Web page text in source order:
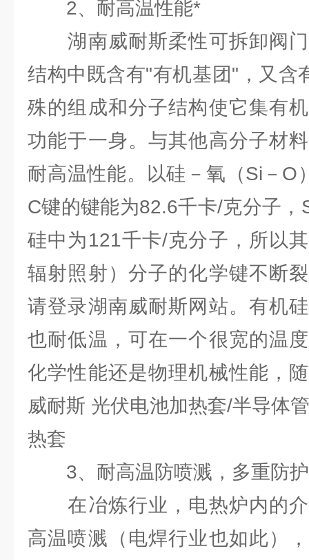
2、耐高温性能*
湖南威耐斯柔性可拆卸阀门
结构中既含有"有机基团"，又含
殊的组成和分子结构使它集有
功能于一身。与其他高分子材
耐高温性能。以硅－氧（Si－O
C键的键能为82.6千卡/克分子
硅中为121千卡/克分子，所以
辐射照射）分子的化学键不断
请登录湖南威耐斯网站。有机
也耐低温，可在一个很宽的温
化学性能还是物理机械性能，
威耐斯 光伏电池加热套/半导体
热套
3、耐高温防喷溅，多重防护
在冶炼行业，电热炉内的介
高温喷溅（电焊行业也如此）